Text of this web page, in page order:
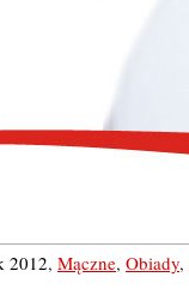
2012, Mączne, Obiady,